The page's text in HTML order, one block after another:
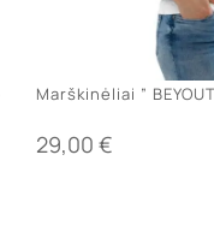
Marškinėliai ”
29,00 €